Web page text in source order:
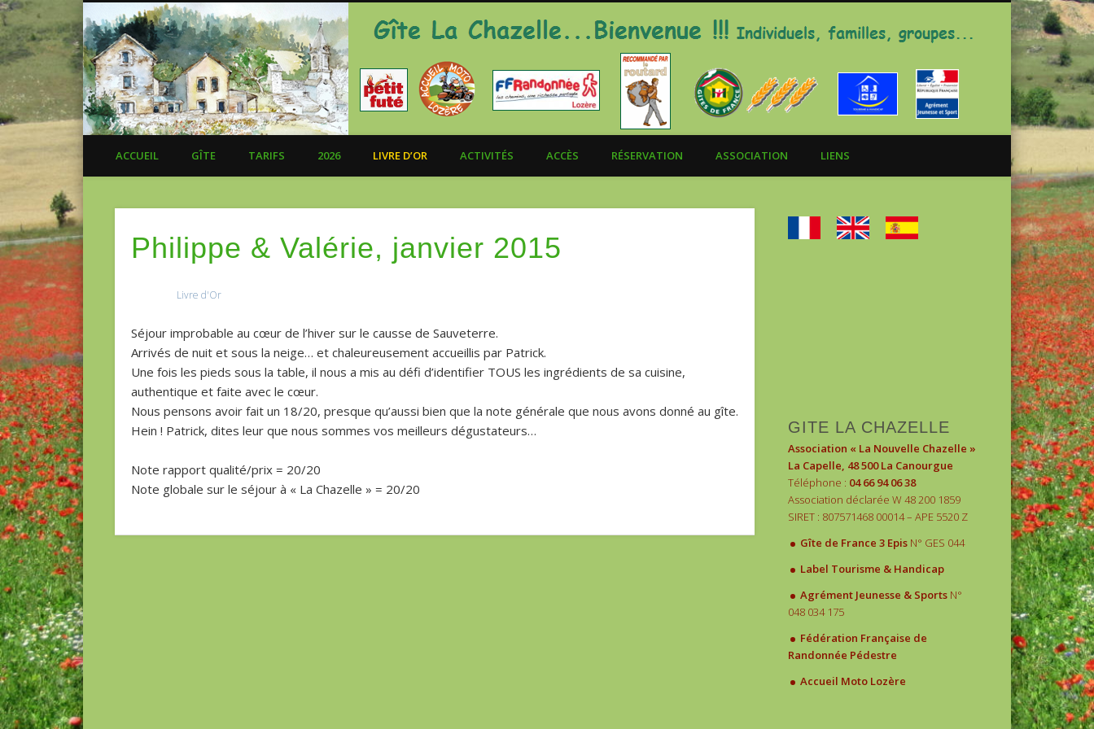
ACCUEIL GÎTE TARIFS 2026 LIVRE D’OR ACTIVITÉS ACCÈS RÉSERVATION ASSOCIATION LIENS
Philippe & Valérie, janvier 2015
Livre d'Or
Séjour improbable au cœur de l’hiver sur le causse de Sauveterre.
Arrivés de nuit et sous la neige… et chaleureusement accueillis par Patrick.
Une fois les pieds sous la table, il nous a mis au défi d’identifier TOUS les ingrédients de sa cuisine,
authentique et faite avec le cœur.
Nous pensons avoir fait un 18/20, presque qu’aussi bien que la note générale que nous avons donné au gîte.
Hein ! Patrick, dites leur que nous sommes vos meilleurs dégustateurs…
Note rapport qualité/prix = 20/20
Note globale sur le séjour à « La Chazelle » = 20/20
GITE LA CHAZELLE
Association « La Nouvelle Chazelle »
La Capelle, 48 500 La Canourgue
Téléphone : 04 66 94 06 38
Association déclarée W 48 200 1859
SIRET : 807571468 00014 – APE 5520 Z
.Gîte de France 3 Epis N° GES 044
. Label Tourisme & Handicap
. Agrément Jeunesse & Sports N°
048 034 175
.Fédération Française de
Randonnée Pédestre
.Accueil Moto Lozère